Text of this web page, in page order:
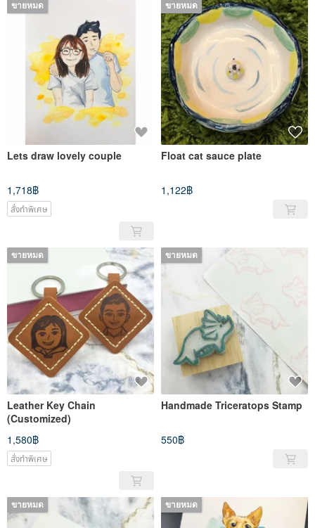
ขายหมด
Lets draw lovely couple
1,718฿
สั่งทำพิเศษ
ขายหมด
Float cat sauce plate
1,122฿
ขายหมด
Leather Key Chain
(Customized)
1,580฿
สั่งทำพิเศษ
ขายหมด
Handmade Triceratops Stamp
550฿
ขายหมด ขายหมด